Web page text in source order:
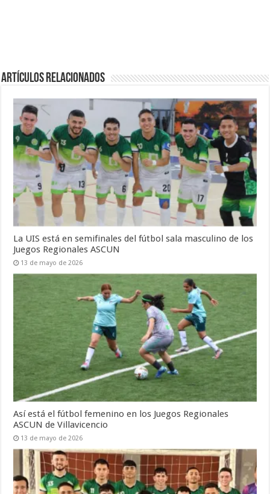
Artículos Relacionados
La UIS está en semifinales del fútbol sala masculino de los
Juegos Regionales ASCUN
13 de mayo de 2026
Así está el fútbol femenino en los Juegos Regionales
ASCUN de Villavicencio
13 de mayo de 2026